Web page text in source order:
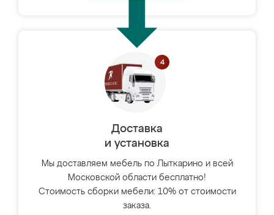
Доставка
и установка
Мы доставляем мебель по Лыткарино и всей
Московской области бесплатно!
Стоимость сборки мебели: 10% от стоимости
заказа.